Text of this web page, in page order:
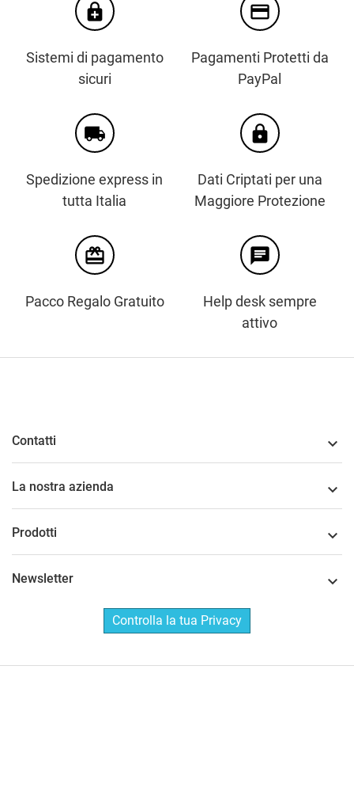
enhanced_encryption
Sistemi di pagamento
sicuri
credit_card
Pagamenti Protetti da
PayPal
local_shipping
Spedizione express in
tutta Italia
https
Dati Criptati per una
Maggiore Protezione
card_giftcard
Pacco Regalo Gratuito
chat
Help desk sempre
attivo
Contatti 
La nostra azienda 
Prodotti 
Newsletter 
Controlla la tua Privacy